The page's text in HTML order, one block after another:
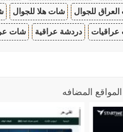
للجوال شات هلا للجوال
دردشة عراقية شات
المضافه